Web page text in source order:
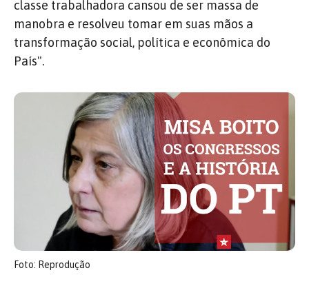
classe trabalhadora cansou de ser massa de
manobra e resolveu tomar em suas mãos a
transformação social, política e econômica do
País".
Foto: Reprodução